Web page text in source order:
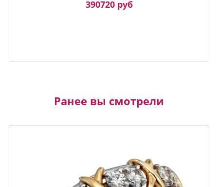
390720 руб
Ранее вы смотрели